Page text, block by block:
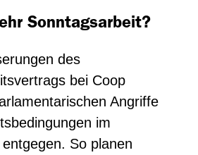
Sonntagsarbeit?
des
bei Coop
Angriffe
im
So planen